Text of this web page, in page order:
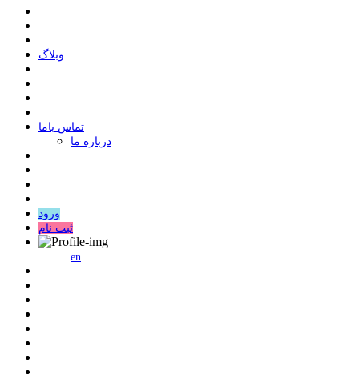
وبلاگ
ﺗﻤﺎﺱ ﺑﺎﻣﺎ
درباره ما
ورود
ثبت نام
en